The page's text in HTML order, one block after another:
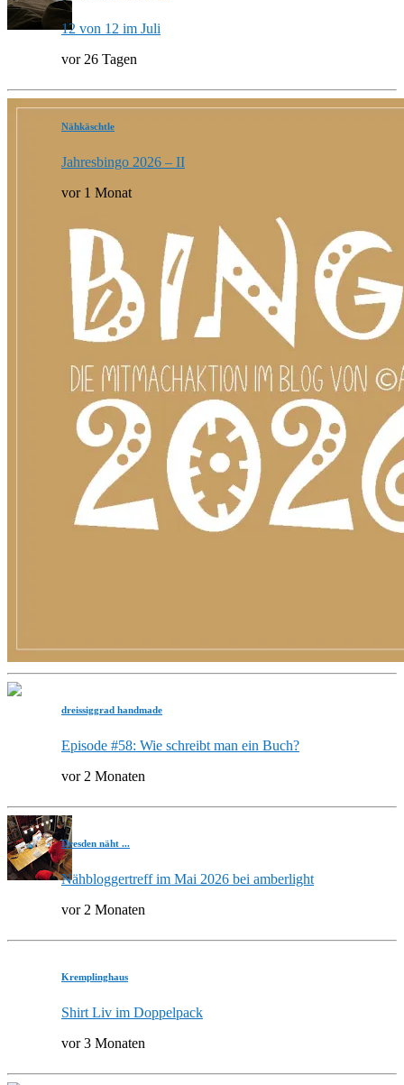
12 von 12 im Juli
vor 26 Tagen
Nähkäschtle
Jahresbingo 2026 – II
vor 1 Monat
dreissiggrad handmade
Episode #58: Wie schreibt man ein Buch?
vor 2 Monaten
Dresden näht ...
Nähbloggertreff im Mai 2026 bei amberlight
vor 2 Monaten
Kremplinghaus
Shirt Liv im Doppelpack
vor 3 Monaten